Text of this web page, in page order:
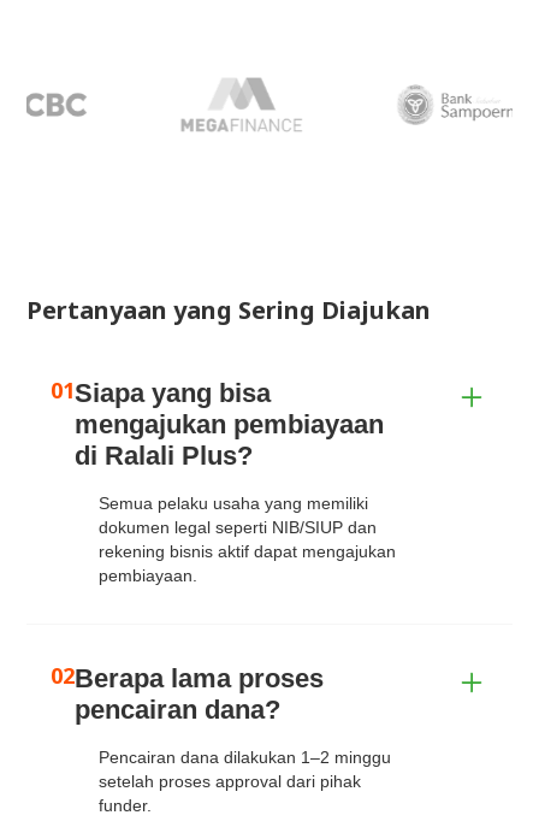
Pertanyaan yang Sering Diajukan
01Siapa yang bisa
mengajukan pembiayaan
di Ralali Plus?
Semua pelaku usaha yang memiliki
dokumen legal seperti NIB/SIUP dan
rekening bisnis aktif dapat mengajukan
pembiayaan.
02Berapa lama proses
pencairan dana?
Pencairan dana dilakukan 1–2 minggu
setelah proses approval dari pihak
funder.